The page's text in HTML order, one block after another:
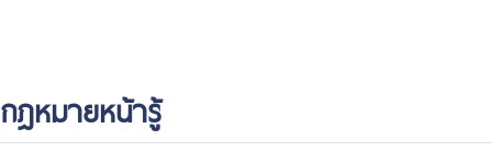
กฎหมายหน้ารู้